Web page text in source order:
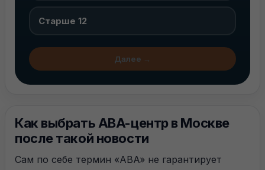
Старше 12
Далее →
Как выбрать ABA-центр в Москве
после такой новости
Сам по себе термин «ABA» не гарантирует